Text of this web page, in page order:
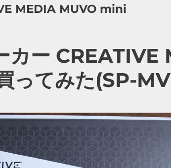
MEDIA MUVO mini
カー
ってみた(SP-